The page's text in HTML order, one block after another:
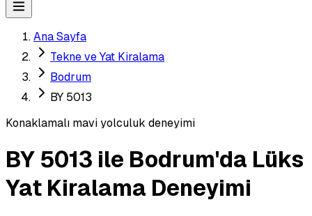
Ana Sayfa
Tekne ve Yat Kiralama
Bodrum
BY 5013
Konaklamalı mavi yolculuk deneyimi
BY 5013 ile Bodrum'da Lüks
Yat Kiralama Deneyimi